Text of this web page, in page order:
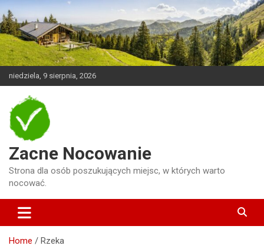
Skip
to
content
niedziela, 9 sierpnia, 2026
Zacne Nocowanie
Strona dla osób poszukujących miejsc, w których warto
nocować.
Home Rzeka